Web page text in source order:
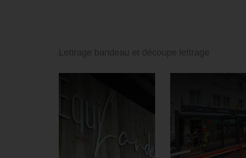
Lettrage bandeau et découpe lettrage